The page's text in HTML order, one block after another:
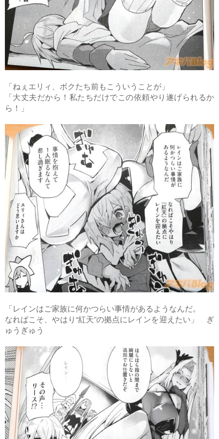
「ねぇエリィ、ボクたち前もこういうことが」
「大丈夫だから！私たちだけでこの依頼やり遂げられるか
ら！」
「レインはご家族に何かつらい事情があるようなんだ。
なればこそ、やはり“紅天”の拠点にレインを迎えたい」 ぎ
ゅうぎゅう